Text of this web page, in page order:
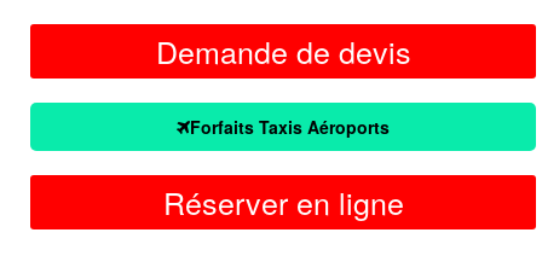
Demande de devis
Forfaits Taxis Aéroports
Réserver en ligne